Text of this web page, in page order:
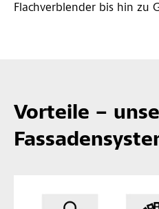
Flachverblender bis hin zu
Vorteile –